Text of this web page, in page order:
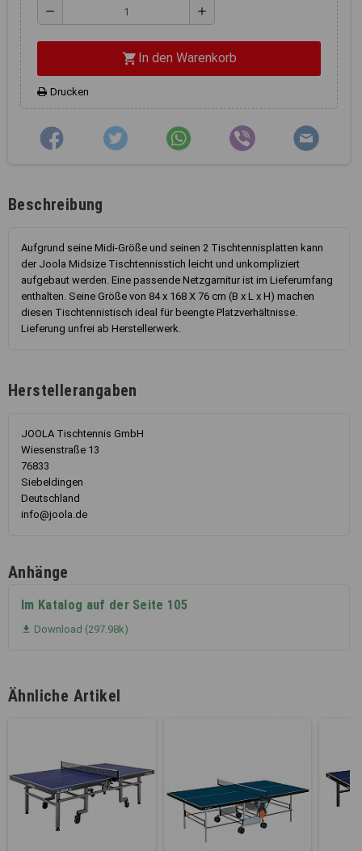
remove add
shopping_cart In den Warenkorb
Drucken
Beschreibung
Aufgrund seine Midi-Größe und seinen 2 Tischtennisplatten kann
der Joola Midsize Tischtennisstich leicht und unkompliziert
aufgebaut werden. Eine passende Netzgarnitur ist im Lieferumfang
enthalten. Seine Größe von 84 x 168 X 76 cm (B x L x H) machen
diesen Tischtennistisch ideal für beengte Platzverhältnisse.
Lieferung unfrei ab Herstellerwerk.
Herstellerangaben
JOOLA Tischtennis GmbH
Wiesenstraße 13
76833
Siebeldingen
Deutschland
info@joola.de
Anhänge
Im Katalog auf der Seite 105
 Download (297.98k)
Ähnliche Artikel